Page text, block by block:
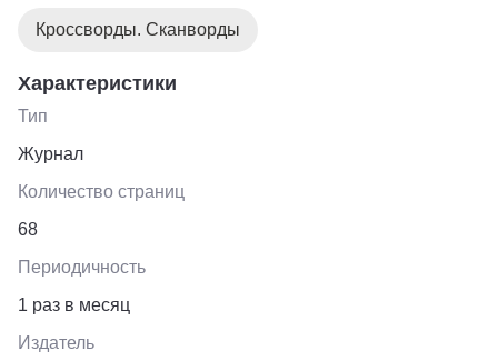
Кроссворды. Сканворды
Характеристики
Тип
Журнал
Количество страниц
68
Периодичность
1 раз в месяц
Издатель